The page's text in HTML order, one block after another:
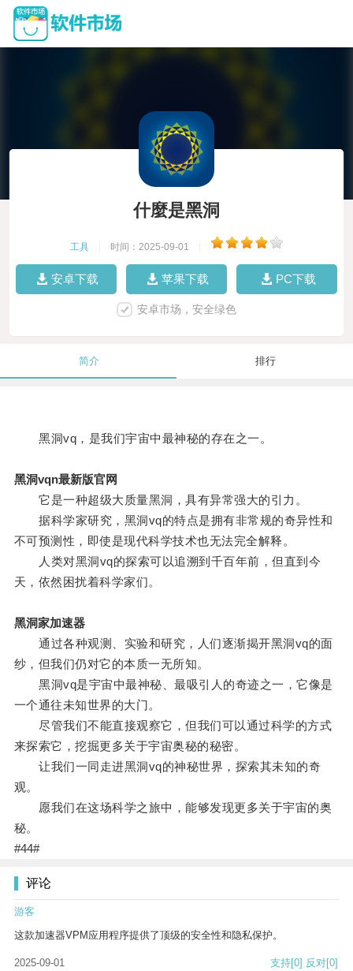
什麼是黑洞
工具 时间：2025-09-01
安卓下载 苹果下载 PC下载
安卓市场，安全绿色
简介 排行
黑洞vq，是我们宇宙中最神秘的存在之一。
黑洞vqn最新版官网
它是一种超级大质量黑洞，具有异常强大的引力。
据科学家研究，黑洞vq的特点是拥有非常规的奇异性和
不可预测性，即使是现代科学技术也无法完全解释。
人类对黑洞vq的探索可以追溯到千百年前，但直到今
天，依然困扰着科学家们。
黑洞家加速器
通过各种观测、实验和研究，人们逐渐揭开黑洞vq的面
纱，但我们仍对它的本质一无所知。
黑洞vq是宇宙中最神秘、最吸引人的奇迹之一，它像是
一个通往未知世界的大门。
尽管我们不能直接观察它，但我们可以通过科学的方式
来探索它，挖掘更多关于宇宙奥秘的秘密。
让我们一同走进黑洞vq的神秘世界，探索其未知的奇
观。
愿我们在这场科学之旅中，能够发现更多关于宇宙的奥
秘。
#44#
评论
游客
这款加速器VPM应用程序提供了顶级的安全性和隐私保护。
2025-09-01 支持[0] 反对[0]